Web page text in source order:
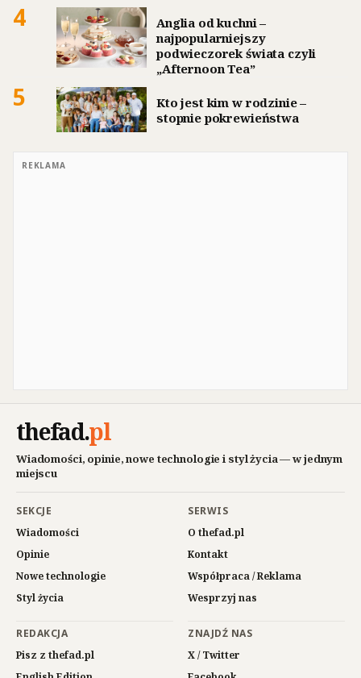
4
Anglia od kuchni –
najpopularniejszy
podwieczorek świata czyli
„Afternoon Tea”
5
Kto jest kim w rodzinie –
stopnie pokrewieństwa
REKLAMA
thefad.pl
Wiadomości, opinie, nowe technologie i styl życia — w jednym
miejscu
SEKCJE
Wiadomości
Opinie
Nowe technologie
Styl życia
SERWIS
O thefad.pl
Kontakt
Współpraca / Reklama
Wesprzyj nas
REDAKCJA
Pisz z thefad.pl
ZNAJDŹ NAS
X / Twitter